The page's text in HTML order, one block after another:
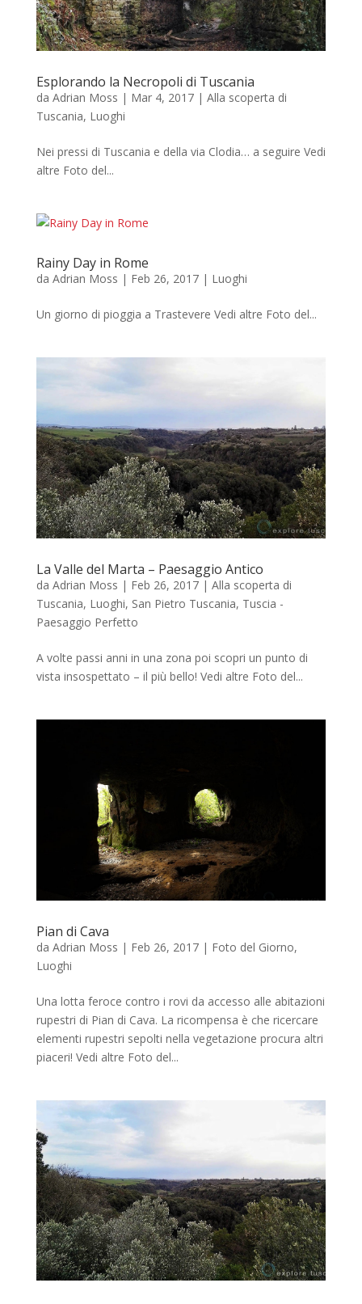
Esplorando la Necropoli di Tuscania
da Adrian Moss | Mar 4, 2017| Alla scoperta di
Tuscania, Luoghi
Nei pressi di Tuscania e della via Clodia… a seguire Vedi
altre Foto del...
Rainy Day in Rome
da Adrian Moss | Feb 26, 2017| Luoghi
Un giorno di pioggia a Trastevere Vedi altre Foto del...
La Valle del Marta – Paesaggio Antico
da Adrian Moss | Feb 26, 2017| Alla scoperta di
Tuscania, Luoghi, San Pietro Tuscania, Tuscia -
Paesaggio Perfetto
A volte passi anni in una zona poi scopri un punto di
vista insospettato – il più bello! Vedi altre Foto del...
Pian di Cava
da Adrian Moss | Feb 26, 2017| Foto del Giorno,
Luoghi
Una lotta feroce contro i rovi da accesso alle abitazioni
rupestri di Pian di Cava. La ricompensa è che ricercare
elementi rupestri sepolti nella vegetazione procura altri
piaceri! Vedi altre Foto del...